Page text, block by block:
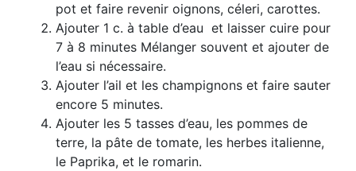
pot et faire revenir oignons, céleri, carottes.
Ajouter 1 c. à table d’eau et laisser cuire pour
7 à 8 minutes Mélanger souvent et ajouter de
l’eau si nécessaire.
Ajouter l’ail et les champignons et faire sauter
encore 5 minutes.
Ajouter les 5 tasses d’eau, les pommes de
terre, la pâte de tomate, les herbes italienne,
le Paprika, et le romarin.